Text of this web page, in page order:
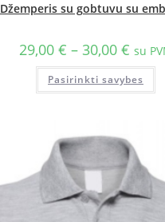
Džemperis su gobtuvu su
29,00 € – 30,00 € su
Pasirinkti savybes